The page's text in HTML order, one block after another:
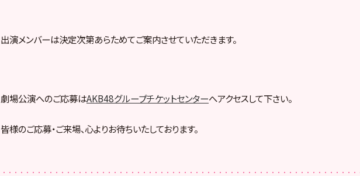
出演メンバーは決定次第あらためてご案内させていただきます。
劇場公演へのご応募はAKB48グループチケットセンターへアクセスして下さい。
皆様のご応募・ご来場、心よりお待ちいたしております。